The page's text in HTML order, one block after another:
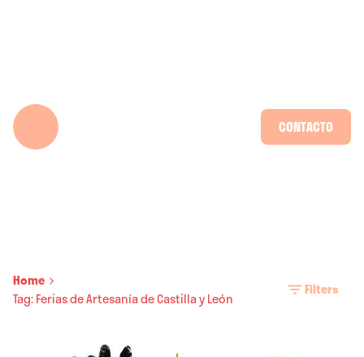
CONTACTO
Home
Tag: Ferias de Artesanía de Castilla y León
Filters